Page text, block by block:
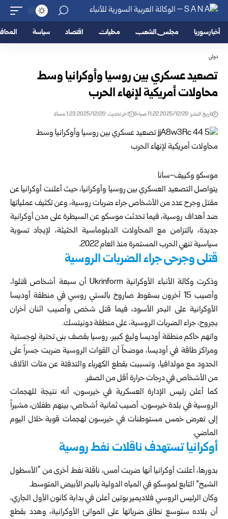
أخبار سوريا مجلس الشعب محليات اقتصاد سياسة
دولي
تصعيد عسكري بين روسيا وأوكرانيا وسط
محاولات أمريكية لإنهاء الحرب
تاريخ النشر: 2025/12/20 11:22 صباحًا اخر تحديث: 2025/12/20 1:23 مساءً
موسكو وكييف-سانا
يتواصل التصعيد العسكري بين روسيا وأوكرانيا، حيث أعلنت أوكرانيا عن
مقتل وجرح عدد من الأشخاص جراء ضربات روسية، وعن تكثيف عملياتها
ضد أهداف روسية، فيما تحدثت موسكو عن السيطرة على مدن أوكرانية
جديدة، بالتزامن مع المحاولات الدبلوماسية الحثيثة، لإيجاد تسوية
سياسية تنهي الحرب المستمرة منذ العام 2022.
قتلى وجرحى جراء الضربات الروسية
وذكرت وكالة الأنباء الأوكرانية Ukrinform أن سبعة أشخاص قتلوا،
وأصيب 15 آخرون بسقوط صاروخ بالستي روسي في منطقة أوديسا
الأوكرانية على البحر الأسود، فيما قتل شخص وأصيب اثنان آخران
بجروح، جراء الضربات الروسية، على منطقة دونيتسك.
واتهم حاكم منطقة أوديسا وليغ كبير، روسيا بقصف بنى تحتية لوجستية
ومراكز طاقة في أوديسا، موضحاً أن القوات الروسية ضربت جسراً على
الحدود مع مولدافيا، وتسببت بقطع الكهرباء والتدفئة عن مئات الآلاف
من الأشخاص في درجات حرارة أقل من الصفر.
كما أعلن رئيس الإدارة العسكرية في خيرسون، أنه نتيجة للهجمات
الروسية في بلدة خيرسون، أصيب ثمانية أشخاص، بينهم طفلان، مشيراً
إلى تعرض خمس مستوطنات في خيرسون لهجمات قوية خلال اليوم
الماضي.
أوكرانيا تستهدف ناقلات نفط روسية
بدورها، أعلنت أوكرانيا أنها ضربت أمس، ناقلة نفط أخرى من “الأسطول
الشبح” التابع لموسكو في المياه الدولية بالبحر الأبيض المتوسط.
وكان الرئيس الروسي فلاديمير بوتين أعلن في بداية كانون الأول الجاري،
أن بلاده ستوسع نطاق ضرباتها على الموانئ الأوكرانية، وهدد بقطع